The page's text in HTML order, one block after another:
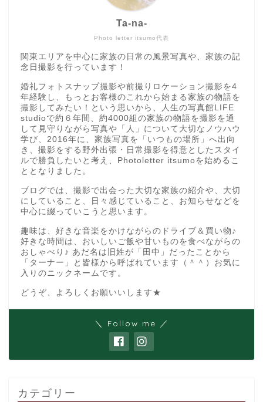
Photo letter itsumo代表
Ta-na-
関東エリアを中心に家族の日常の風景写真や、家族の記
念日撮影を行っています！
婚礼フォトスナップ撮影や前撮りロケーション撮影を4
年経験し、もっとお客様のこれから始まる家族の物語を
撮影してみたい！という思いから、人生の写真館LIFE
studioで約６年間、約4000組の家族の物語を撮影を通
して見守りながら写真や「人」について大切なノウハウ
学び、2016年に、家族写真を「いつもの場所」へ出向
き、撮影をする野外出張・日常撮影を得意としたスタイ
ルで勝負したいと考え、Photoletter itsumoを始めるこ
ととなりました。
ブログでは、撮影で出会った大切な家族の紹介や、大切
にしていること、日々感じていること、お知らせなどを
中心に綴っていこうと思います。
趣味は、好きな音楽をかけながらのドライブ＆買い物♪
好きな時間は、おいしいご飯や甘いものを食べながらの
おしゃべり♪ あだ名は旧姓が「田中」だったことから
「ターナー」と皆様から呼ばれています（＾＾）お気に
入りのニックネームです。
どうぞ、よろしくお願いいします★
＼ Follow me ／
カテゴリー